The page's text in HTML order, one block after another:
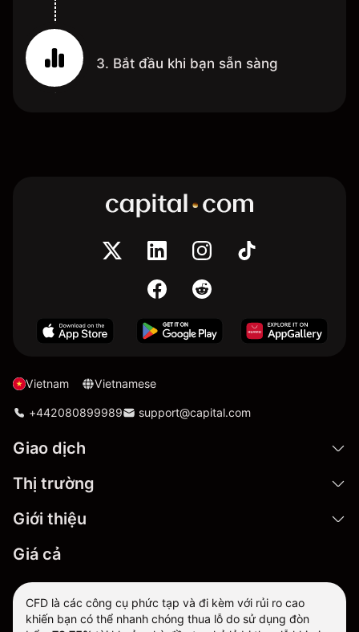
3. Bắt đầu khi bạn sẵn sàng
Vietnam Vietnamese
+442080899989 support@capital.com
Giao dịch
Thị trường
Giới thiệu
Giá cả
CFD là các công cụ phức tạp và đi kèm với rủi ro cao
khiến bạn có thể nhanh chóng thua lỗ do sử dụng đòn